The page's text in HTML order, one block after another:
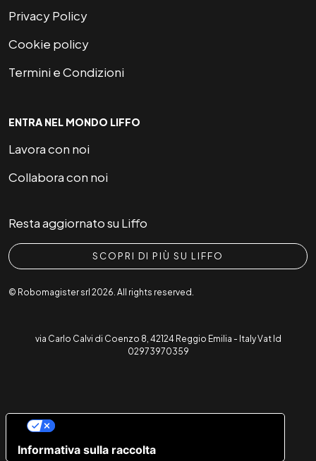
Privacy Policy
Cookie policy
Termini e Condizioni
ENTRA NEL MONDO LIFFO
Lavora con noi
Collabora con noi
Resta aggiornato su Liffo
SCOPRI DI PIÙ SU LIFFO
© Robomagister srl 2026. All rights reserved.
via Carlo Calvi di Coenzo 8, 42124 Reggio Emilia - Italy Vat Id
02973970359
Informativa sulla raccolta
Le tue preferenze relative alla privacy